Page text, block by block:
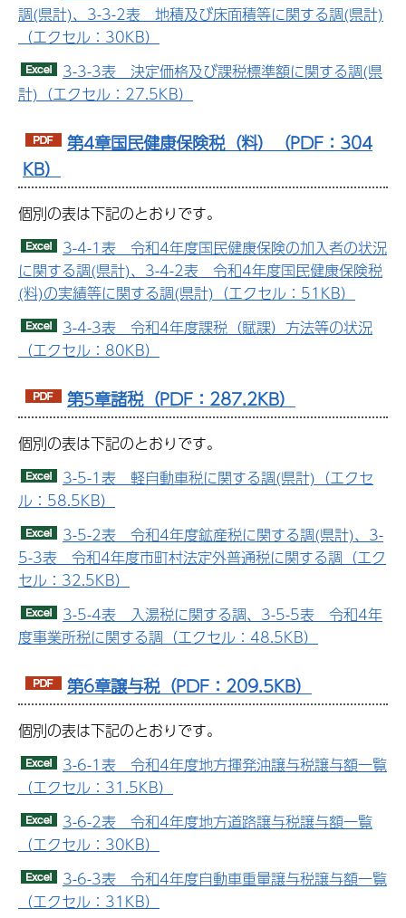
調(県計)、3-3-2表 地積及び床面積等に関する調(県計)
（エクセル：30KB）
3-3-3表 決定価格及び課税標準額に関する調(県
計)（エクセル：27.5KB）
第4章国民健康保険税（料）（PDF：304
KB）
個別の表は下記のとおりです。
3-4-1表 令和4年度国民健康保険の加入者の状況
に関する調(県計)、3-4-2表 令和4年度国民健康保険税
(料)の実績等に関する調(県計)（エクセル：51KB）
3-4-3表 令和4年度課税（賦課）方法等の状況
（エクセル：80KB）
第5章諸税（PDF：287.2KB）
個別の表は下記のとおりです。
3-5-1表 軽自動車税に関する調(県計)（エクセ
ル：58.5KB）
3-5-2表 令和4年度鉱産税に関する調(県計)、3-
5-3表 令和4年度市町村法定外普通税に関する調（エク
セル：32.5KB）
3-5-4表 入湯税に関する調、3-5-5表 令和4年
度事業所税に関する調（エクセル：48.5KB）
第6章譲与税（PDF：209.5KB）
個別の表は下記のとおりです。
3-6-1表 令和4年度地方揮発油譲与税譲与額一覧
（エクセル：31.5KB）
3-6-2表 令和4年度地方道路譲与税譲与額一覧
（エクセル：30KB）
3-6-3表 令和4年度自動車重量譲与税譲与額一覧
（エクセル：31KB）